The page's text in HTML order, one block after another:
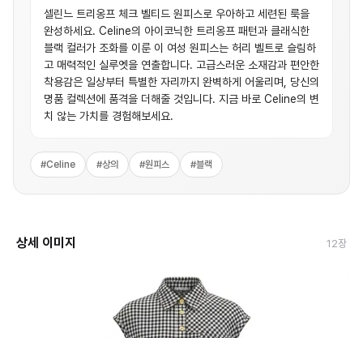
셀린느 트리옹프 체크 벨티드 원피스로 우아하고 세련된 룩을
완성하세요. Celine의 아이코닉한 트리옹프 패턴과 클래식한
블랙 컬러가 조화를 이룬 이 여성 원피스는 허리 벨트로 슬림하
고 매력적인 실루엣을 연출합니다. 고급스러운 소재감과 편안한
착용감은 일상부터 특별한 자리까지 완벽하게 어울리며, 당신의
명품 컬렉션에 품격을 더해줄 것입니다. 지금 바로 Celine의 변
치 않는 가치를 경험해보세요.
#Celine #상의 #원피스 #블랙
상세 이미지 12장